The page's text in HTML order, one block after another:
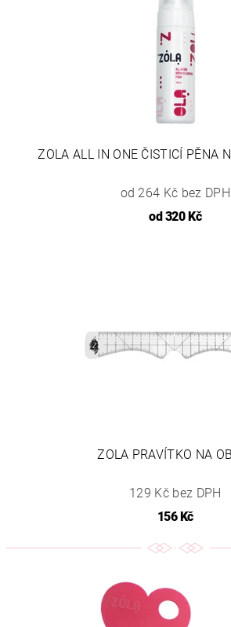
ZOLA ALL IN ONE ČISTICÍ PĚNA
od 264 Kč bez DPH
od320 Kč
ZOLA PRAVÍTKO NA
129 Kč bez DPH
156 Kč